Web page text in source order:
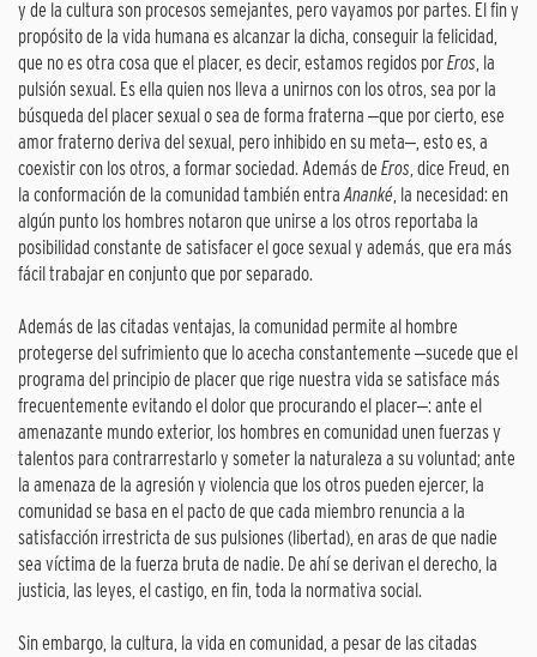
y de la cultura son procesos semejantes, pero vayamos por partes. El fin y
propósito de la vida humana es alcanzar la dicha, conseguir la felicidad,
que no es otra cosa que el placer, es decir, estamos regidos porEros, la
pulsión sexual. Es ella quien nos lleva a unirnos con los otros, sea por la
búsqueda del placer sexual o sea de forma fraterna ‒que por cierto, ese
amor fraterno deriva del sexual, pero inhibido en su meta‒, esto es, a
coexistir con los otros, a formar sociedad. Además de Eros, dice Freud, en
la conformación de la comunidad también entraAnanké, la necesidad: en
algún punto los hombres notaron que unirse a los otros reportaba la
posibilidad constante de satisfacer el goce sexual y además, que era más
fácil trabajar en conjunto que por separado.
Además de las citadas ventajas, la comunidad permite al hombre
protegerse del sufrimiento que lo acecha constantemente ‒sucede que el
programa del principio de placer que rige nuestra vida se satisface más
frecuentemente evitando el dolor que procurando el placer‒: ante el
amenazante mundo exterior, los hombres en comunidad unen fuerzas y
talentos para contrarrestarlo y someter la naturaleza a su voluntad; ante
la amenaza de la agresión y violencia que los otros pueden ejercer, la
comunidad se basa en el pacto de que cada miembro renuncia a la
satisfacción irrestricta de sus pulsiones (libertad), en aras de que nadie
sea víctima de la fuerza bruta de nadie. De ahí se derivan el derecho, la
justicia, las leyes, el castigo, en fin, toda la normativa social.
Sin embargo, la cultura, la vida en comunidad, a pesar de las citadas